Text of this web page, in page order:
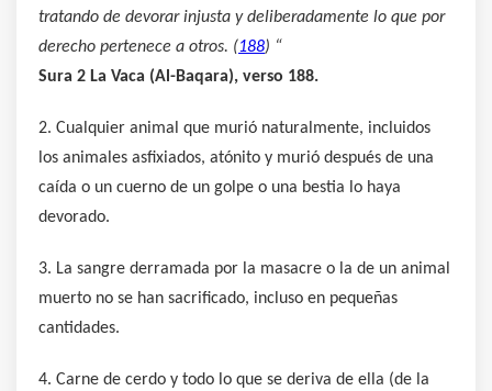
tratando de devorar injusta y deliberadamente lo que por
derecho pertenece a otros. (188) “
Sura 2 La Vaca (Al-Baqara), verso 188.
2. Cualquier animal que murió naturalmente, incluidos
los animales asfixiados, atónito y murió después de una
caída o un cuerno de un golpe o una bestia lo haya
devorado.
3. La sangre derramada por la masacre o la de un animal
muerto no se han sacrificado, incluso en pequeñas
cantidades.
4. Carne de cerdo y todo lo que se deriva de ella (de la